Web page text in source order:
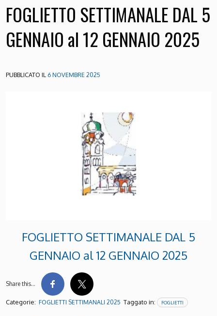
FOGLIETTO SETTIMANALE DAL 5
GENNAIO al 12 GENNAIO 2025
PUBBLICATO IL 6 NOVEMBRE 2025
FOGLIETTO SETTIMANALE DAL 5
GENNAIO al 12 GENNAIO 2025
Share this…
Categorie: FOGLIETTI SETTIMANALI 2025 Taggato in: FOGLIETTI